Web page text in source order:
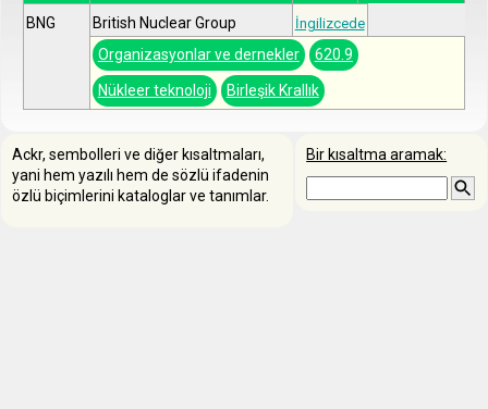
BNG
British Nuclear Group İngilizcede
Organizasyonlar ve dernekler 620.9
Nükleer teknoloji Birleşik Krallık
Bir kısaltma aramak:
Ackr, sembolleri ve diğer kısaltmaları,
yani hem yazılı hem de sözlü ifadenin
özlü biçimlerini kataloglar ve tanımlar.